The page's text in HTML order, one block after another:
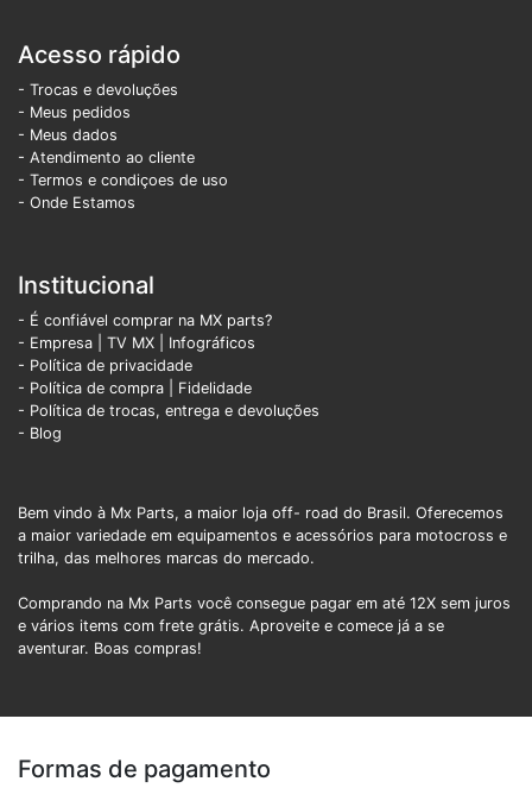
Acesso rápido
- Trocas e devoluções
- Meus pedidos
- Meus dados
- Atendimento ao cliente
- Termos e condiçoes de uso
- Onde Estamos
Institucional
- É confiável comprar na MX parts?
- Empresa
TV MX
Infográficos
- Política de privacidade
- Política de compra | Fidelidade
- Política de trocas, entrega e devoluções
- Blog
Bem vindo à Mx Parts, a maior loja off- road do Brasil. Oferecemos
a maior variedade em equipamentos e acessórios para motocross e
trilha, das melhores marcas do mercado.
Comprando na Mx Parts você consegue pagar em até 12X sem juros
e vários items com frete grátis. Aproveite e comece já a se
aventurar. Boas compras!
Formas de pagamento